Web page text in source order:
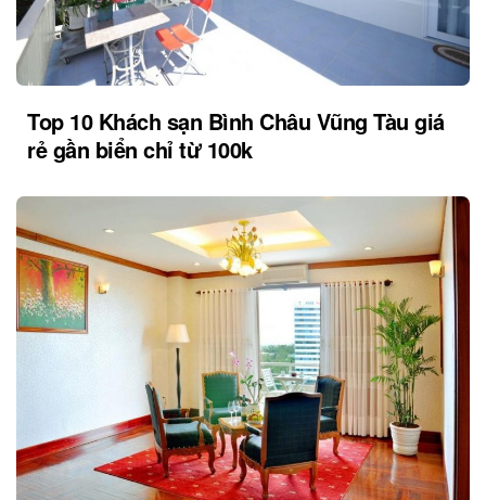
Top 10 Khách sạn Bình Châu Vũng Tàu giá
rẻ gần biển chỉ từ 100k